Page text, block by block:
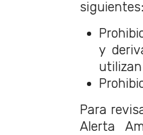
siguientes:
y
Para
Alerta